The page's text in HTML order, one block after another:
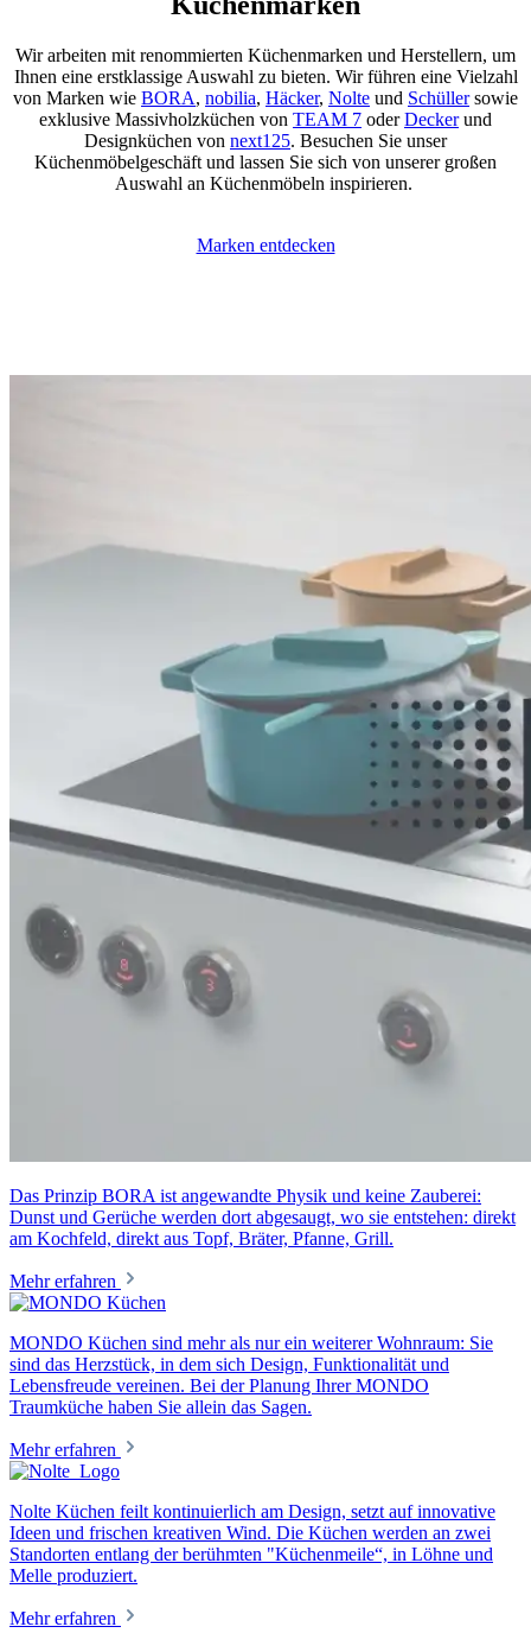
Wir arbeiten mit renommierten Küchenmarken und Herstellern, um
Ihnen eine erstklassige Auswahl zu bieten. Wir führen eine Vielzahl
von Marken wie BORA, nobilia, Häcker, Nolte und Schüllersowie
exklusive Massivholzküchen von TEAM 7 oderDeckerund
Designküchen von next125. Besuchen Sie unser
Küchenmöbelgeschäft und lassen Sie sich von unserer großen
Auswahl an Küchenmöbeln inspirieren.
Marken entdecken
Das Prinzip BORA ist angewandte Physik und keine Zauberei:
Dunst und Gerüche werden dort abgesaugt, wo sie entstehen: direkt
am Kochfeld, direkt aus Topf, Bräter, Pfanne, Grill.
Mehr erfahren
MONDO Küchen sind mehr als nur ein weiterer Wohnraum: Sie
sind das Herzstück, in dem sich Design, Funktionalität und
Lebensfreude vereinen. Bei der Planung Ihrer MONDO
Traumküche haben Sie allein das Sagen.
Mehr erfahren
Nolte Küchen feilt kontinuierlich am Design, setzt auf innovative
Ideen und frischen kreativen Wind. Die Küchen werden an zwei
Standorten entlang der berühmten "Küchenmeile“, in Löhne und
Melle produziert.
Mehr erfahren